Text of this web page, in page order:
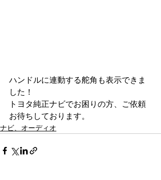
ハンドルに連動する舵角も表示できま
した！
トヨタ純正ナビでお困りの方、ご依頼
お待ちしております。
ナビ、オーディオ